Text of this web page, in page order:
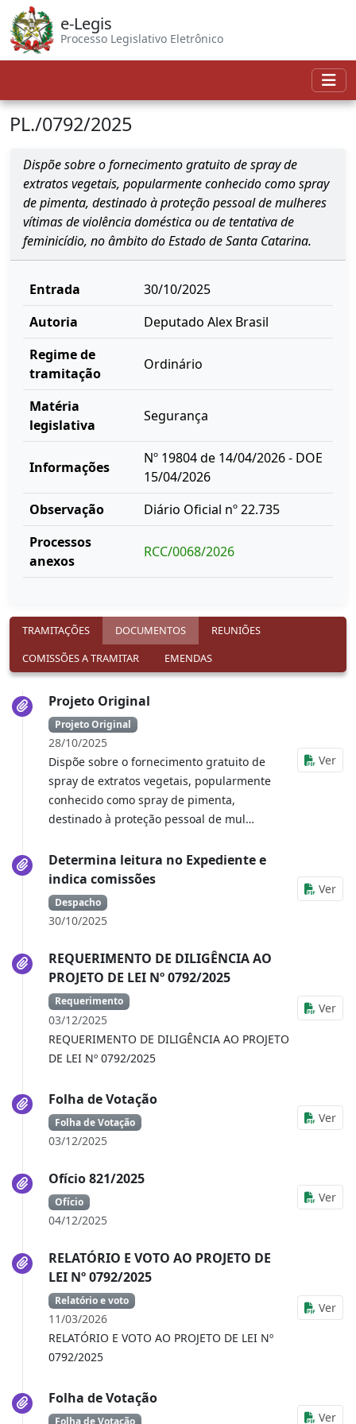
e-Legis
Processo Legislativo Eletrônico
PL./0792/2025
Dispõe sobre o fornecimento gratuito de spray de
extratos vegetais, popularmente conhecido como spray
de pimenta, destinado à proteção pessoal de mulheres
vítimas de violência doméstica ou de tentativa de
feminicídio, no âmbito do Estado de Santa Catarina.
Entrada
30/10/2025
Autoria
Deputado Alex Brasil
Regime de
tramitação
Ordinário
Matéria
legislativa
Segurança
Informações
Nº 19804 de 14/04/2026 - DOE
15/04/2026
Observação
Diário Oficial nº 22.735
Processos
anexos
RCC/0068/2026
TRAMITAÇÕES DOCUMENTOS
REUNIÕES
COMISSÕES A TRAMITAR
EMENDAS
Projeto Original
Projeto Original
28/10/2025
Dispõe sobre o fornecimento gratuito de
spray de extratos vegetais, popularmente
conhecido como spray de pimenta,
destinado à proteção pessoal de mul…
Ver
Determina leitura no Expediente e
indica comissões
Despacho
30/10/2025
Ver
REQUERIMENTO DE DILIGÊNCIA AO
PROJETO DE LEI Nº 0792/2025
Requerimento
03/12/2025
REQUERIMENTO DE DILIGÊNCIA AO PROJETO
DE LEI Nº 0792/2025
Ver
Folha de Votação
Folha de Votação
03/12/2025
Ver
Ofício 821/2025
Ofício
04/12/2025
Ver
RELATÓRIO E VOTO AO PROJETO DE
LEI Nº 0792/2025
Relatório e voto
11/03/2026
RELATÓRIO E VOTO AO PROJETO DE LEI Nº
0792/2025
Ver
Folha de Votação
Ver